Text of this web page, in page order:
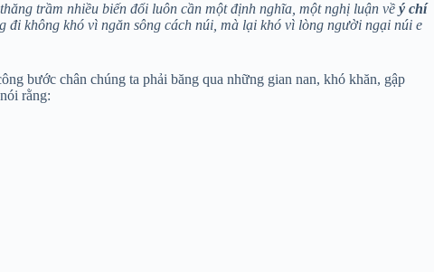
trầm nhiều biến đổi luôn cần một định nghĩa, một nghị luận về ý chí
không khó vì ngăn sông cách núi, mà lại khó vì lòng người ngại núi e
bước chân chúng ta phải băng qua những gian nan, khó khăn, gập
rằng: